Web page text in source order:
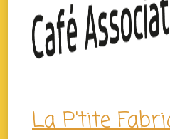
La P'tite